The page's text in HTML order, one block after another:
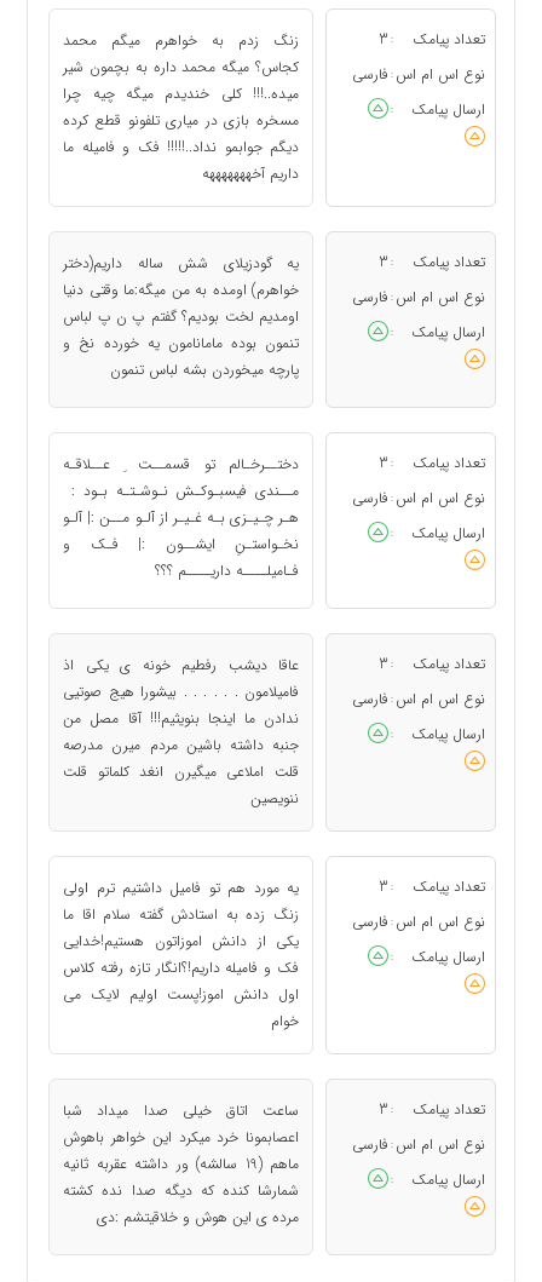
تعداد پیامک :
3
نوع اس ام اس : فارسی
ارسال پیامک
:
زنگ زدم به خواهرم میگم محمد
کجاس؟ میگه محمد داره به بچمون شیر
میده..!!! کلی خندیدم میگه چیه چرا
مسخره بازی در میاری تلفونو قطع کرده
دیگم جوابمو نداد..!!!!! فک و فامیله ما
داریم آخهههههههه
تعداد پیامک :
3
نوع اس ام اس : فارسی
ارسال پیامک
:
یه گودزیلای شش ساله داریم(دختر
خواهرم) اومده به من میگه:ما وقتی دنیا
اومدیم لخت بودیم؟ گفتم پ ن پ لباس
تنمون بوده مامانامون یه خورده نخ و
پارچه میخوردن بشه لباس تنمون
تعداد پیامک :
3
نوع اس ام اس : فارسی
ارسال پیامک
:
دختــرخـالم تو قسمــت ِ عــلاقـه
مــندی فیسبـوکـش نـوشـتـه بـود :
هـر چـیـزی بـه غـیـر از آلـو مــن :| آلـو
نخـواستـنِ ایشــون :| فـک و
فـامیلــــه داریــــم ؟؟؟
تعداد پیامک :
3
نوع اس ام اس : فارسی
ارسال پیامک
:
عاقا دیشب رفطیم خونه ی یکی اذ
فامیلامون . . . . . . بیشورا هیج صوتیی
ندادن ما اینجا بنویثیم!!! آقا مصل من
جنبه داشته باشین مردم میرن مدرصه
قلت املاعی میگیرن انغد کلماتو قلت
ننویصین
تعداد پیامک :
3
نوع اس ام اس : فارسی
ارسال پیامک
:
یه مورد هم تو فامیل داشتیم ترم اولی
زنگ زده به استادش گفته سلام اقا ما
یکی از دانش اموزاتون هستیم!خدایی
فک و فامیله داریم!؟انگار تازه رفته کلاس
اول دانش اموز!پست اولیم لایک می
خوام
تعداد پیامک :
3
نوع اس ام اس : فارسی
ارسال پیامک
:
ساعت اتاق خیلی صدا میداد شبا
اعصابمونا خرد میکرد این خواهر باهوش
ماهم (19 سالشه) ور داشته عقربه ثانیه
شمارشا کنده که دیگه صدا نده کشته
مرده ی این هوش و خلاقیتشم :دی